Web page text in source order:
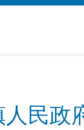
民政